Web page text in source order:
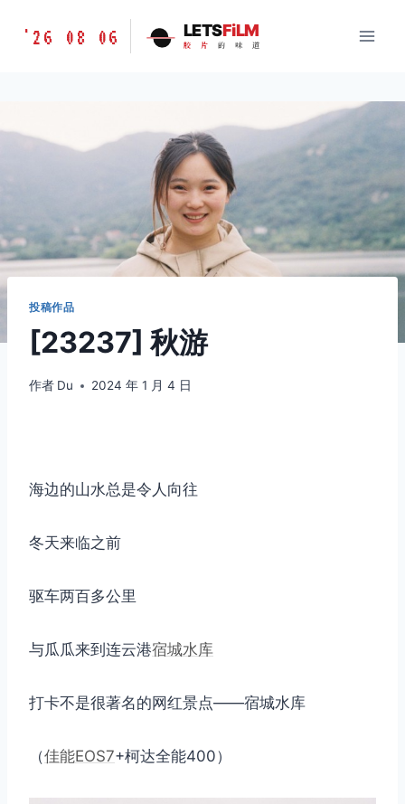
胶
LETSFILM
'26 08 06 LETSFiLM
胶 片 的 味 道
投稿作品
[23237] 秋游
作者 Du 2024 年 1 月 4 日
海边的山水总是令人向往
冬天来临之前
驱车两百多公里
与瓜瓜来到连云港宿城水库
打卡不是很著名的网红景点——宿城水库
（佳能EOS7+柯达全能400）